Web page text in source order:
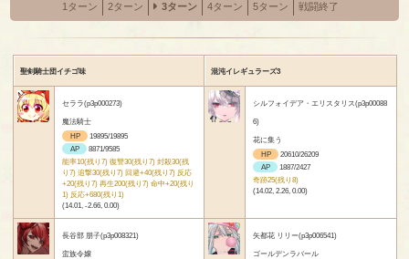
1ターン 2ターン 3ターン 4ターン 5ターン 戦闘終了
聖剣騎士団イチゴ味 混沌イレギュラーズ3
セララ(p3p000273)
魔法騎士
HP
19895/19895
AP
8871/9585
能率10(残り7) 復讐30(残り7) 封殺30(残
り7) 追撃30(残り7) 回避+40(残り7) 反応
+20(残り7) 再生200(残り7) 命中+20(残り
1) 反応+680(残り1)
(14.01, -2.66, 0.00)
シルフォイデア・エリスタリス(p3p00088
6)
花に集う
HP
20610/26209
AP
1887/2427
奇跡25(残り8)
(14.02, 2.26, 0.00)
長谷部 朋子(p3p008321)
蛮族令嬢
矢都花 リリー(p3p006541)
ゴールデンラバール